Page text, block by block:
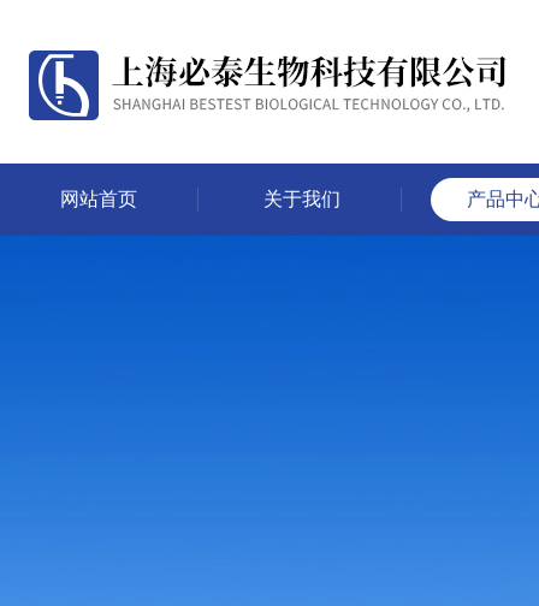
网站首页 关于我们 产品中